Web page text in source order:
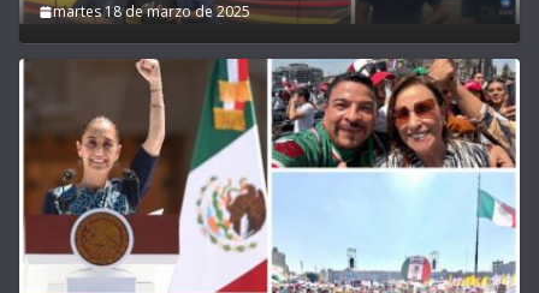
martes 18 de marzo de 2025